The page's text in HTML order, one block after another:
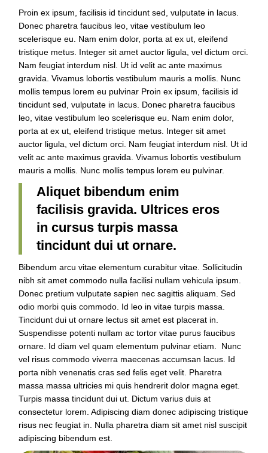
Proin ex ipsum, facilisis id tincidunt sed, vulputate in lacus.
Donec pharetra faucibus leo, vitae vestibulum leo
scelerisque eu. Nam enim dolor, porta at ex ut, eleifend
tristique metus. Integer sit amet auctor ligula, vel dictum orci.
Nam feugiat interdum nisl. Ut id velit ac ante maximus
gravida. Vivamus lobortis vestibulum mauris a mollis. Nunc
mollis tempus lorem eu pulvinar Proin ex ipsum, facilisis id
tincidunt sed, vulputate in lacus. Donec pharetra faucibus
leo, vitae vestibulum leo scelerisque eu. Nam enim dolor,
porta at ex ut, eleifend tristique metus. Integer sit amet
auctor ligula, vel dictum orci. Nam feugiat interdum nisl. Ut id
velit ac ante maximus gravida. Vivamus lobortis vestibulum
mauris a mollis. Nunc mollis tempus lorem eu pulvinar.
Aliquet bibendum enim
facilisis gravida. Ultrices eros
in cursus turpis massa
tincidunt dui ut ornare.
Bibendum arcu vitae elementum curabitur vitae. Sollicitudin
nibh sit amet commodo nulla facilisi nullam vehicula ipsum.
Donec pretium vulputate sapien nec sagittis aliquam. Sed
odio morbi quis commodo. Id leo in vitae turpis massa.
Tincidunt dui ut ornare lectus sit amet est placerat in.
Suspendisse potenti nullam ac tortor vitae purus faucibus
ornare. Id diam vel quam elementum pulvinar etiam. Nunc
vel risus commodo viverra maecenas accumsan lacus. Id
porta nibh venenatis cras sed felis eget velit. Pharetra
massa massa ultricies mi quis hendrerit dolor magna eget.
Turpis massa tincidunt dui ut. Dictum varius duis at
consectetur lorem. Adipiscing diam donec adipiscing tristique
risus nec feugiat in. Nulla pharetra diam sit amet nisl suscipit
adipiscing bibendum est.